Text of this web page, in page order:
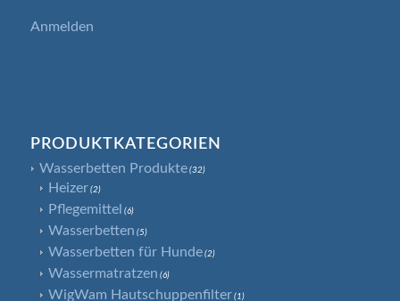
Anmelden
PRODUKTKATEGORIEN
Wasserbetten Produkte (32)
Heizer (2)
Pflegemittel (6)
Wasserbetten (5)
Wasserbetten für Hunde (2)
Wassermatratzen (6)
WigWam Hautschuppenfilter (1)